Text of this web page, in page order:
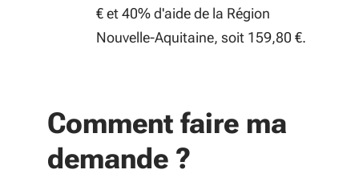
€ et 40% d'aide de la Région
Nouvelle-Aquitaine, soit 159,80 €.
Comment faire ma
demande ?